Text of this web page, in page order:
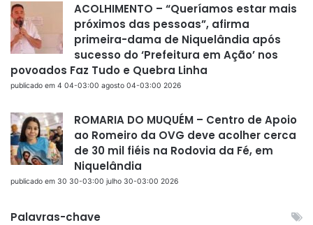
ACOLHIMENTO – “Queríamos estar mais
próximos das pessoas”, afirma
primeira-dama de Niquelândia após
sucesso do ‘Prefeitura em Ação’ nos
povoados Faz Tudo e Quebra Linha
publicado em 4 04-03:00 agosto 04-03:00 2026
ROMARIA DO MUQUÉM – Centro de Apoio
ao Romeiro da OVG deve acolher cerca
de 30 mil fiéis na Rodovia da Fé, em
Niquelândia
publicado em 30 30-03:00 julho 30-03:00 2026
Palavras-chave